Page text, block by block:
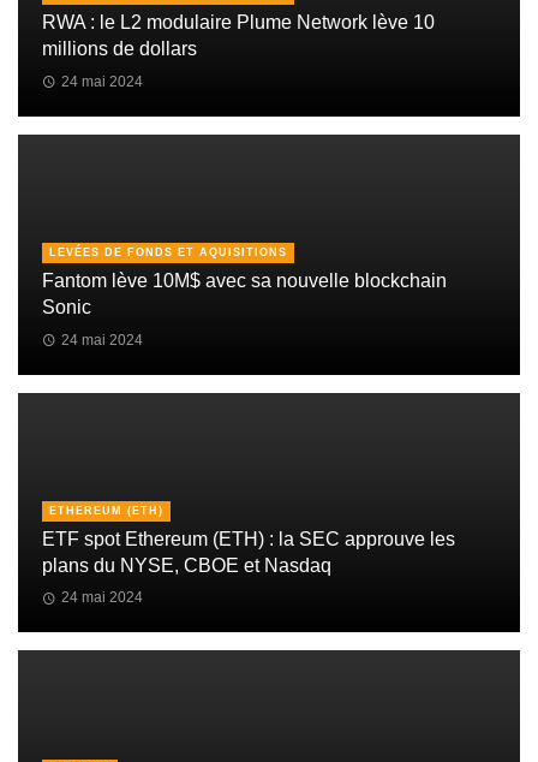
RWA : le L2 modulaire Plume Network lève 10
millions de dollars
24 mai 2024
LEVÉES DE FONDS ET AQUISITIONS
Fantom lève 10M$ avec sa nouvelle blockchain
Sonic
24 mai 2024
ETHEREUM (ETH)
ETF spot Ethereum (ETH) : la SEC approuve les
plans du NYSE, CBOE et Nasdaq
24 mai 2024